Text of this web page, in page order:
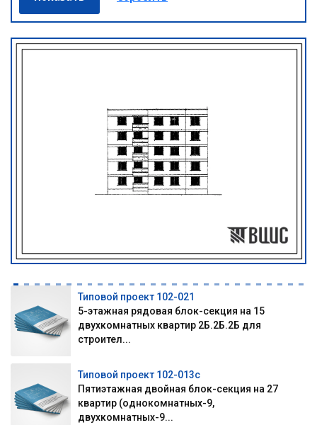
Типовой проект 102-021
5-этажная рядовая блок-секция на 15
двухкомнатных квартир 2Б.2Б.2Б для
строител...
Типовой проект 102-013с
Пятиэтажная двойная блок-секция на 27
квартир (однокомнатных-9,
двухкомнатных-9...